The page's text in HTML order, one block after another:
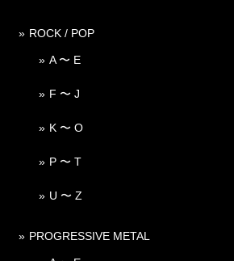
ROCK / POP
A 〜 E
F 〜 J
K 〜 O
P 〜 T
U 〜 Z
PROGRESSIVE METAL